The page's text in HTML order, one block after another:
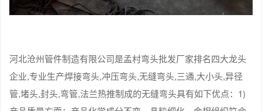
河北沧州管件制造有限公司是孟村弯头批发厂家排名四大龙头
企业,专业生产焊接弯头,冲压弯头,无缝弯头,三通,大小头,异径
管,堵头,封头,弯管,法兰热推制成的无缝弯头具有如下优点：1)